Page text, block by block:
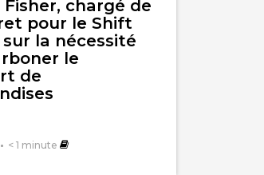
Fisher, chargé de
pour le Shift
la nécessité
le
de
< 1 minute